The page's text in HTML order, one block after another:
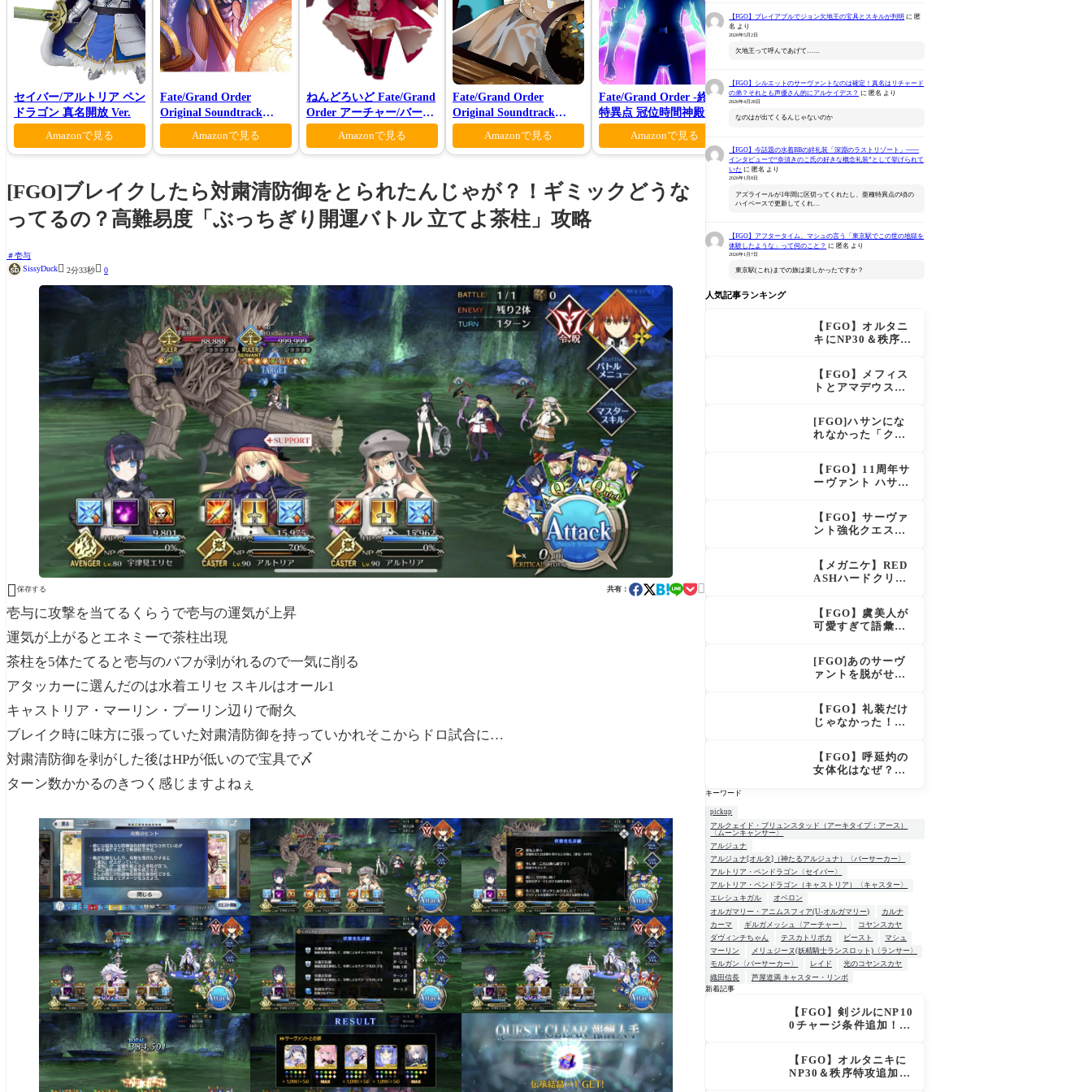
セイバー/アルトリア ペン
ドラゴン 真名開放 Ver.
Amazonで見る
Fate/Grand Order
Original Soundtrack
VI(初回仕様限定盤)
Amazonで見る
ねんどろいど Fate/Grand
Order アーチャー/バーヴ
ァン シー
Amazonで見る
Fate/Grand Order
Original Soundtrack
Ⅶ(初回仕様限定盤)
Amazonで見る
Fate/Grand Order -終局
特異点 冠位時間神殿ソロ
モン-(完全生産限定版)
Amazonで見る
ねんどろいど Fate/Grand
Order キャスター/マーリ
Fate/Grand Order
[FGO]ブレイクしたら対粛清防御をとられたんじゃが？！ギミックどうな
ってるの？高難易度「ぶっちぎり開運バトル 立てよ茶柱」攻略
壱与
SissyDuck 2分33秒 0
 保存する 共有：

壱与に攻撃を当てるくらうで壱与の運気が上昇
運気が上がるとエネミーで茶柱出現
茶柱を5体たてると壱与のバフが剥がれるので一気に削る
アタッカーに選んだのは水着エリセ スキルはオール1
キャストリア・マーリン・プーリン辺りで耐久
ブレイク時に味方に張っていた対粛清防御を持っていかれそこからドロ試合に…
対粛清防御を剥がした後はHPが低いので宝具で〆
ターン数かかるのきつく感じますよねぇ
【FGO】プレイアブルでジョン欠地王の宝具とスキルが判明 に 匿
名 より
2026年5月2日
欠地王って呼んであげて……
【FGO】シルエットのサーヴァントなのは確定！真名はリチャード
の弟？それとも声優さん的にアルケイデス？ に 匿名 より
2026年4月28日
なのはが出てくるんじゃないのか
【FGO】今話題の水着BBの絆礼装「深淵のラストリゾート」――
インタビューで“奈須きのこ氏の好きな概念礼装”として挙げられて
いた に 匿名 より
2026年1月8日
アズライールが1年間に区切ってくれたし、亜種特異点の頃の
ハイペースで更新してくれ…
【FGO】アフタータイム、マシュの言う「東京駅でこの世の地獄を
体験したような」って何のこと？ に 匿名 より
2026年1月7日
東京駅(これ)までの旅は楽しかったですか？
人気記事ランキング
【FGO】オルタニ
キにNP30＆秩序特
も超強化で「低レ
アとは思えない」
【FGO】メフィス
トとアマデウスが
布＆Arts44％強化
に「最強でワロ
[FGO]ハサンにな
れなかった「クラ
のモブサーヴァン
トのキャラがいい
【FGO】11周年サ
ーヴァント ハサ
ズライール)の性能
と霊基再臨
【FGO】サーヴァ
ント強化クエスト
にNP30追加、ファ
ントムも大幅強化
【メガニケ】RED
ASHハードクリア
ラピとレッドフー
ドの邂逅が明かさ
れる。ラピの正体
フードさん30年寝
てた。【勝利の女
神NIKKE】
【FGO】虞美人が
可愛すぎて語彙力
セン」「メガネよ
い文明」
[FGO]あのサーヴ
ァントを脱がせる
い！
【FGO】礼装だけ
じゃなかった！
ME SKY -JUNE
-」英霊星行イラス
ト＆登場サーヴァ
【FGO】呼延灼の
女体化はなぜ？エ
キーワード
pickup
アルクェイド・ブリュンスタッド（アーキタイプ：アース）
〈ムーンキャンサー〉
アルジュナ
アルジュナ[オルタ]（神たるアルジュナ）〈バーサーカー〉
アルトリア・ペンドラゴン〈セイバー〉
アルトリア・ペンドラゴン（キャストリア）〈キャスター〉
エレシュキガル
オベロン
オルガマリー・アニムスフィア(U-オルガマリー)
カルナ
カーマ
ギルガメッシュ〈アーチャー〉
コヤンスカヤ
ダヴィンチちゃん
テスカトリポカ ビースト
マシュ
マーリン
メリュジーヌ(妖精騎士ランスロット)〈ランサー〉
モルガン〈バーサーカー〉
レイド
光のコヤンスカヤ
織田信長
芦屋道満 キャスター・リンボ
新着記事
【FGO】剣ジルにNP10
0チャージ条件追加！術
【FGO】オルタニキに
NP30＆秩序特攻追加で